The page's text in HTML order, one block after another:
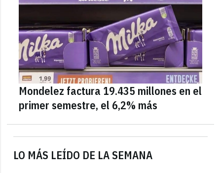
LO MÁS LEÍDO DE LA SEMANA
Mondelez factura 19.435 millones en el
primer semestre, el 6,2% más